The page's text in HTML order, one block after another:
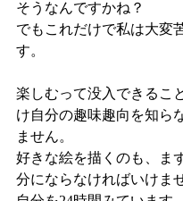
そうなんですかね？
でもこれだけで私は大変
す。
楽しむって没入できるこ
け自分の趣味趣向を知ら
ません。
好きな絵を描くのも、ま
分にならなければいけま